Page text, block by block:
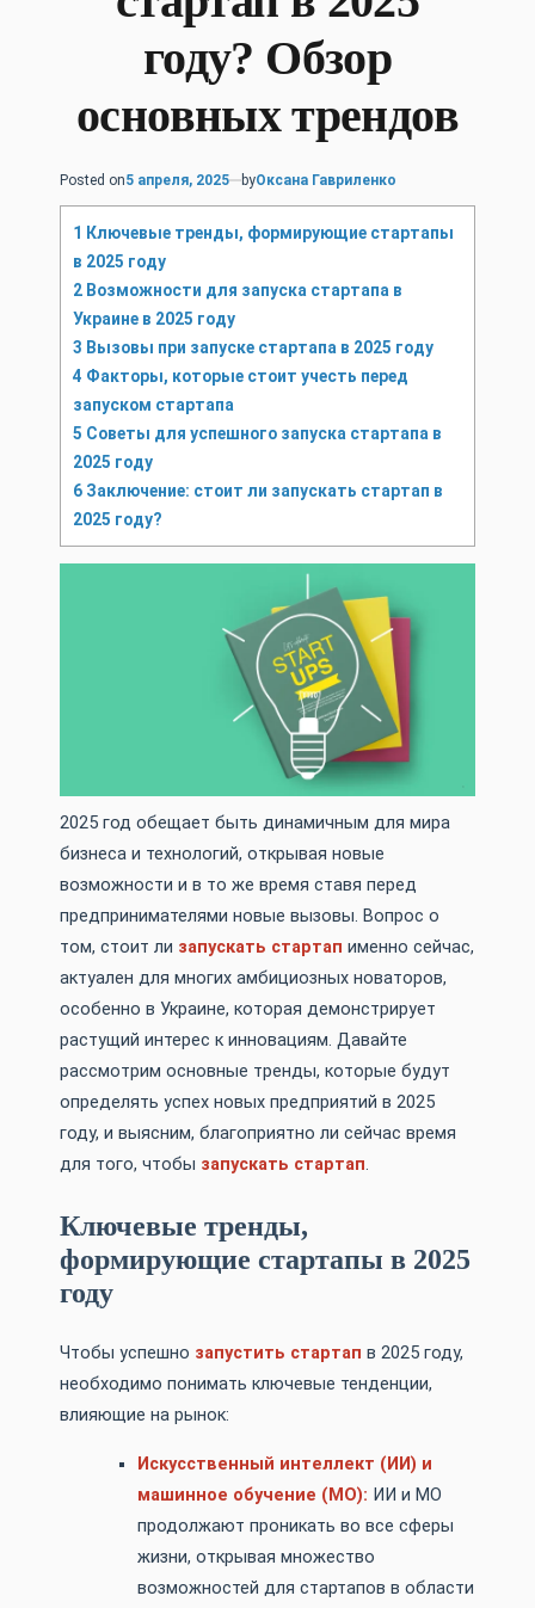
году? Обзор
основных трендов
Posted on5 апреля, 2025 byОксана Гавриленко
1 Ключевые тренды, формирующие стартапы
в 2025 году
2 Возможности для запуска стартапа в
Украине в 2025 году
3 Вызовы при запуске стартапа в 2025 году
4 Факторы, которые стоит учесть перед
запуском стартапа
5 Советы для успешного запуска стартапа в
2025 году
6 Заключение: стоит ли запускать стартап в
2025 году?
2025 год обещает быть динамичным для мира
бизнеса и технологий, открывая новые
возможности и в то же время ставя перед
предпринимателями новые вызовы. Вопрос о
том, стоит ли запускать стартап именно сейчас,
актуален для многих амбициозных новаторов,
особенно в Украине, которая демонстрирует
растущий интерес к инновациям. Давайте
рассмотрим основные тренды, которые будут
определять успех новых предприятий в 2025
году, и выясним, благоприятно ли сейчас время
для того, чтобы запускать стартап.
Ключевые тренды,
формирующие стартапы в 2025
году
Чтобы успешно запустить стартап в 2025 году,
необходимо понимать ключевые тенденции,
влияющие на рынок:
Искусственный интеллект (ИИ) и
машинное обучение (МО): ИИ и МО
продолжают проникать во все сферы
жизни, открывая множество
возможностей для стартапов в области